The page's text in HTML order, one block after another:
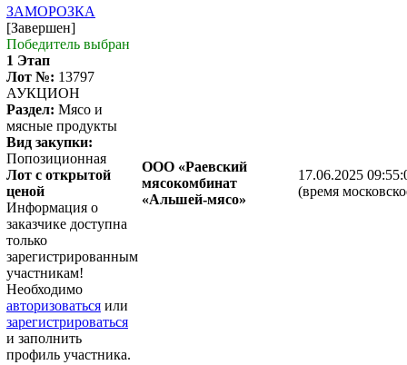
ЗАМОРОЗКА
[Завершен]
Победитель выбран
1 Этап
Лот №: 13797
АУКЦИОН
Раздел: Мясо и
мясные продукты
Вид закупки:
Попозиционная
Лот с открытой
ценой
Информация о
заказчике доступна
только
зарегистрированным
участникам!
Необходимо
авторизоваться или
зарегистрироваться
и заполнить
профиль участника.
ООО «Раевский
мясокомбинат
«Альшей-мясо»
17.06.2025
(время